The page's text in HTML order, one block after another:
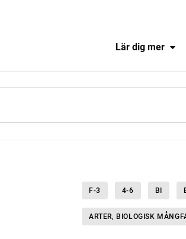
Lär dig mer
F-3 4-6 BI
ARTER, BIOLOGISK